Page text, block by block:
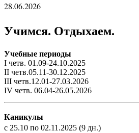
28.06.2026
Учимся. Отдыхаем.
Учебные периоды
I четв. 01.09-24.10.2025
II четв.05.11-30.12.2025
III четв.12.01-27.03.2026
IV четв. 06.04-26.05.2026
Каникулы
с 25.10 по 02.11.2025 (9 дн.)